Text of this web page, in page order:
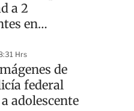
a 2
en
Hrs
de
federal
adolescente